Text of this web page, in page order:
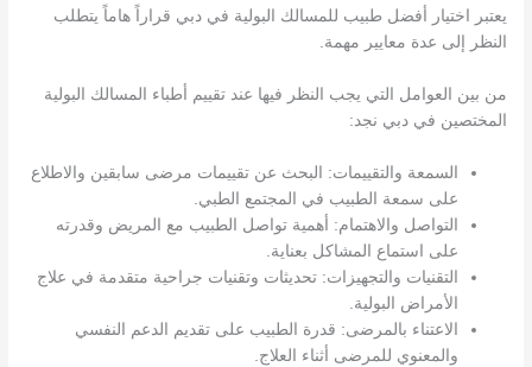
يعتبر اختيار أفضل طبيب للمسالك البولية في دبي قراراً هاماً يتطلب
النظر إلى عدة معايير مهمة.
من بين العوامل التي يجب النظر فيها عند تقييم أطباء المسالك البولية
المختصين في دبي نجد:
السمعة والتقييمات: البحث عن تقييمات مرضى سابقين والاطلاع
على سمعة الطبيب في المجتمع الطبي.
التواصل والاهتمام: أهمية تواصل الطبيب مع المريض وقدرته
على استماع المشاكل بعناية.
التقنيات والتجهيزات: تحديثات وتقنيات جراحية متقدمة في علاج
الأمراض البولية.
الاعتناء بالمرضى: قدرة الطبيب على تقديم الدعم النفسي
والمعنوي للمرضى أثناء العلاج.